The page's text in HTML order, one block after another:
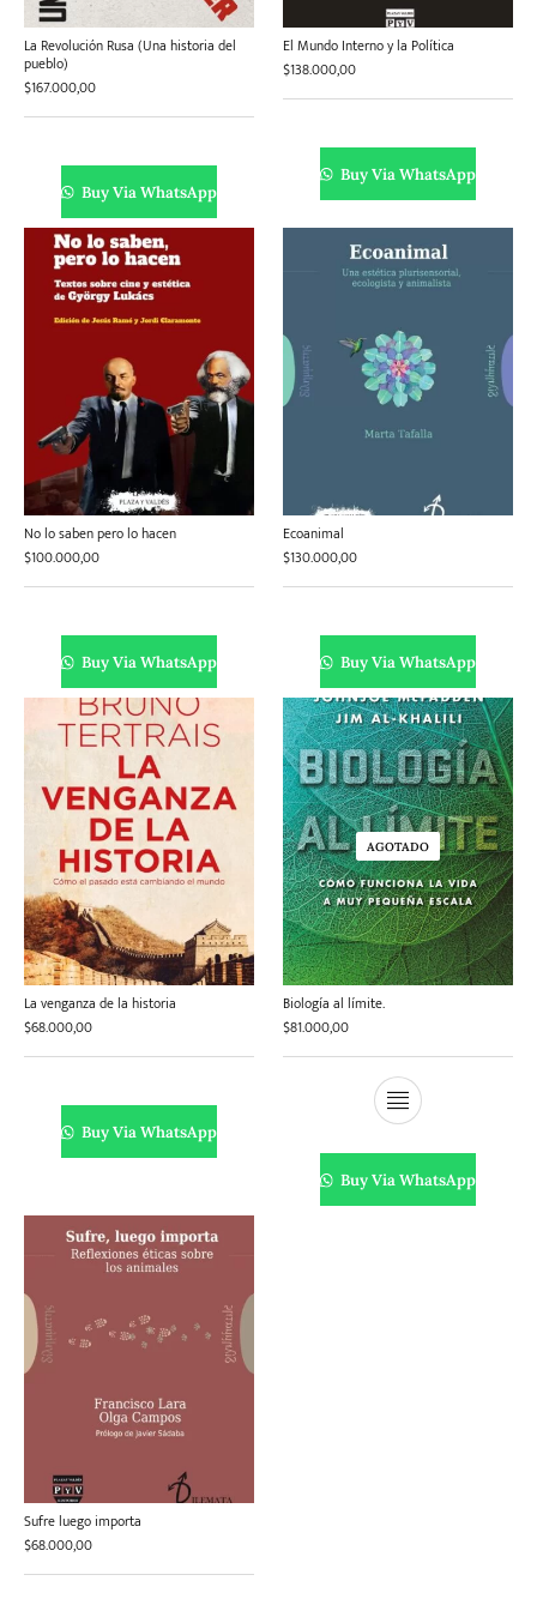
La Revolución Rusa (Una historia del
pueblo)
$167.000,00
Buy Via WhatsApp
El Mundo Interno y la Política
$138.000,00
Buy Via WhatsApp
No lo saben pero lo hacen
$100.000,00
Buy Via WhatsApp
Ecoanimal
$130.000,00
Buy Via WhatsApp
La venganza de la historia
$68.000,00
Buy Via WhatsApp
AGOTADO
Biología al límite.
$81.000,00
Buy Via WhatsApp
Sufre luego importa
$68.000,00